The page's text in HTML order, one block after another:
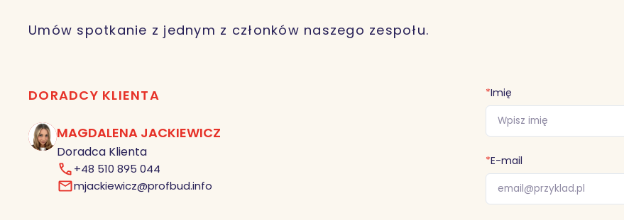
Umów spotkanie z jednym z członków naszego zespołu.
DORADCY KLIENTA
MJ MAGDALENA JACKIEWICZ
Doradca Klienta
+48 510 895 044
mjackiewicz@profbud.info
*Imię
*E-mail